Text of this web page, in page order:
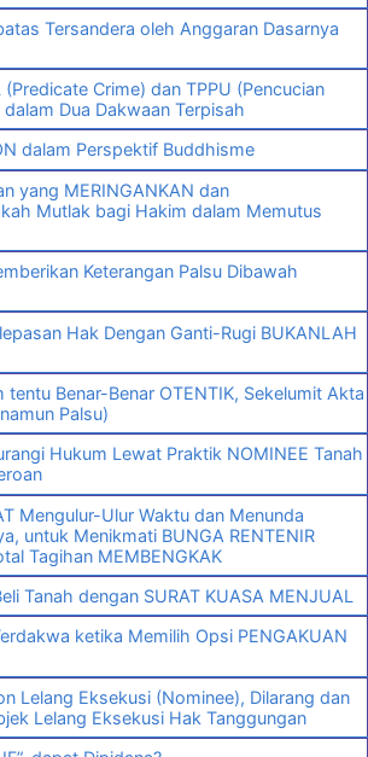
Tersandera oleh Anggaran Dasarnya
Crime) dan TPPU (Pencucian
Dua Dakwaan Terpisah
dalam Perspektif Buddhisme
yang MERINGANKAN dan
Mutlak bagi Hakim dalam Memutus
Keterangan Palsu Dibawah
Hak Dengan Ganti-Rugi BUKANLAH
tentu Benar-Benar OTENTIK, Sekelumit Akta
Palsu)
Hukum Lewat Praktik NOMINEE Tanah
Mengulur-Ulur Waktu dan Menunda
untuk Menikmati BUNGA RENTENIR
Tagihan MEMBENGKAK
Tanah dengan SURAT KUASA MENJUAL
ketika Memilih Opsi PENGAKUAN
Lelang Eksekusi (Nominee), Dilarang dan
Lelang Eksekusi Hak Tanggungan